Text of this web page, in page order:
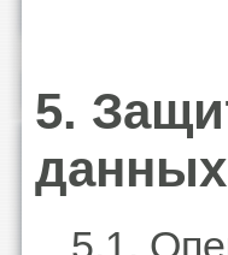
5.
данных
5.1.